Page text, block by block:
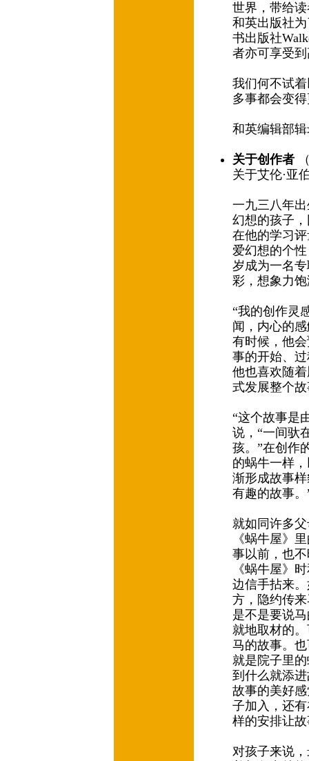
世界，带给
和英出版社
书出版社
者亦可享受
我们何不试
多事都会变
和英编辑部
关于创作者
关于艾伦·亚
一九三八年
幻想的孩子
在他的学习
爱幻想的个
岁成为一名
彩，想象力
“我的创作灵
闻，内心的
有时候，他
事的开始、
他也喜欢随
式发展整个
“这个故事是
说，“一间驮
孩。”在创作
的蜗牛一样
渐形成故事
有趣的故事
就如同许多
《蜗牛屋》
事以前，也
《蜗牛屋》
边信手拈来
方，隐约传
是不是要说
就地取材的
马的故事。
就是院子里
到什么就添
故事的美好
子加入，还
样的安排让
对孩子来说